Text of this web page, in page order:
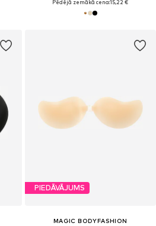
Pēdējā zemākā cena:15,22 €
PIEDĀVĀJUMS
MAGIC BODYFASHION